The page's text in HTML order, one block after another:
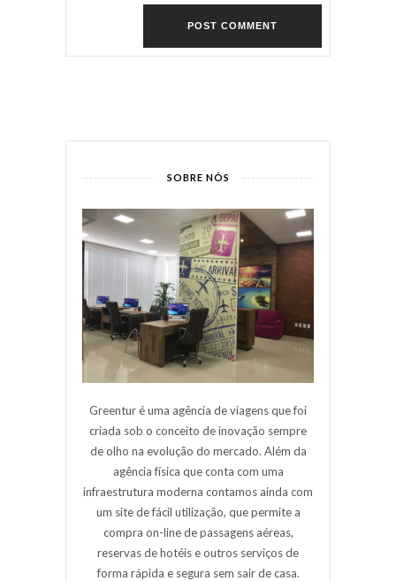
SOBRE NÓS
Greentur é uma agência de viagens que foi
criada sob o conceito de inovação sempre
de olho na evolução do mercado. Além da
agência física que conta com uma
infraestrutura moderna contamos ainda com
um site de fácil utilização, que permite a
compra on-line de passagens aéreas,
reservas de hotéis e outros serviços de
forma rápida e segura sem sair de casa.